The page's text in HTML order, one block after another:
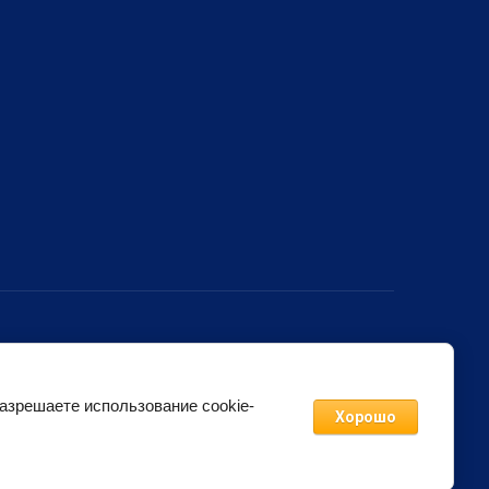
использование cookie-
Хорошо